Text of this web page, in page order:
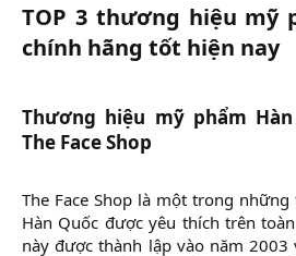
TOP 3 thương hiệu mỹ
chính hãng tốt hiện nay
Thương hiệu mỹ phẩm
The Face Shop
The Face Shop là một trong
Hàn Quốc được yêu thích trên
này được thành lập vào năm